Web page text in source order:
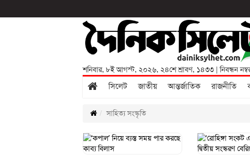
শনিবার, ৮ই আগস্ট, ২০২৬, ২৪শে শ্রাবণ, ১৪৩৩ | নিবন্ধন
সিলেট জাতীয় আন্তর্জাতিক রাজনীতি
সাহিত্য সংস্কৃতি